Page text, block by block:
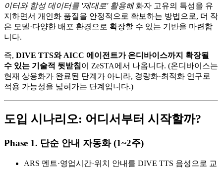
이터와 합성 데이터를 '제대로' 활용해화자 고유의 특성을 유
지하면서 개인화 품질을 안정적으로 확보하는 방법으로, 더 작
은 모델·다양한 배포 환경으로 확장할 수 있는 기반을 마련합
니다.
즉, DIVE TTS와 AICC 에이전트가 온디바이스까지 확장될
수 있는 기술적 뒷받침이 ZeSTA에서 나옵니다. (온디바이스는
현재 상용화가 완료된 단계가 아니라, 경량화·최적화 연구로
적용 가능성을 넓혀가는 단계입니다.)
도입 시나리오: 어디서부터 시작할까?
Phase 1. 단순 안내 자동화 (1~2주)
ARS 멘트·영업시간·위치 안내를 DIVE TTS 음성으로 교